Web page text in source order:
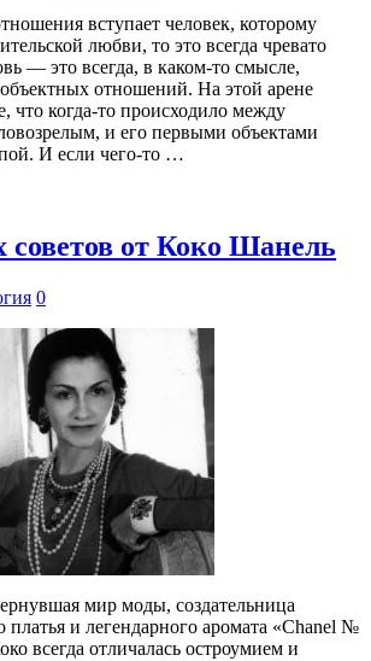
вступает человек, которому
любви, то это всегда чревато
— это всегда, в каком-то смысле,
отношений. На этой арене
что когда-то происходило между
и его первыми объектами
И если чего-то …
советов от Коко Шанель
0
мир моды, создательница
платья и легендарного аромата «Chanel №
всегда отличалась остроумием и